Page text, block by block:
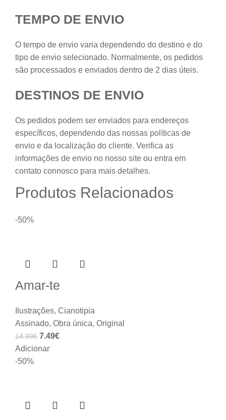
TEMPO DE ENVIO
O tempo de envio varia dependendo do destino e do
tipo de envio selecionado. Normalmente, os pedidos
são processados e enviados dentro de 2 dias úteis.
DESTINOS DE ENVIO
Os pedidos podem ser enviados para endereços
específicos, dependendo das nossas políticas de
envio e da localização do cliente. Verifica as
informações de envio no nosso site ou entra em
contato connosco para mais detalhes.
Produtos Relacionados
-50%
Amar-te
Ilustrações, Cianotipia
Assinado, Obra única, Original
14.99€ 7.49€
Adicionar
-50%